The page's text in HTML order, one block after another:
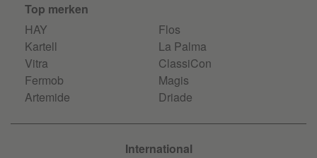
Top merken
HAY
Kartell
Vitra
Fermob
Artemide
Flos
La Palma
ClassiCon
Magis
Driade
International